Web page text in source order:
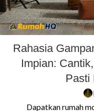
Rahasia
Impian:
Pasti
Dapatkan rumah